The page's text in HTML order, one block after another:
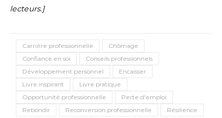
lecteurs.]
Carrière professionnelle
Chômage
Confiance en soi
Conseils professionnels
Développement personnel
Encaisser
Livre inspirant
Livre pratique
Opportunité professionnelle
Perte d'emploi
Rebondir
Reconversion professionnelle Résilience